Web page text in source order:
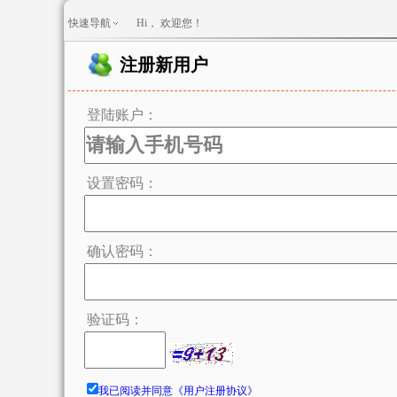
快速导航 Hi， 欢迎您！
注册新用户
登陆账户：
设置密码：
确认密码：
验证码：
我已阅读并同意《用户注册协议》